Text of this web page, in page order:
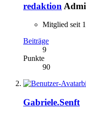
redaktion
Mitglied seit
Beiträge
9
Punkte
90
Gabriele.Senft